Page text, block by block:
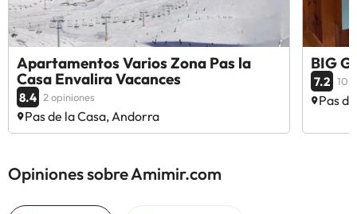
Apartamentos Varios Zona Pas la
Casa Envalira Vacances
8.4 2 opiniones
Pas de la Casa, Andorra
BIG
7.2 10
Pas
Opiniones sobre Amimir.com